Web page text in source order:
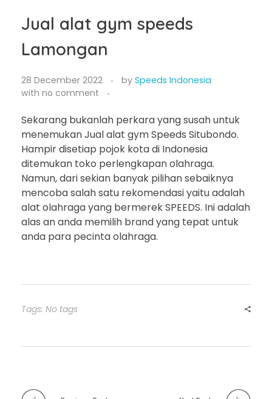
Jual alat gym speeds
Lamongan
28 December 2022 by Speeds Indonesia
with no comment
Sekarang bukanlah perkara yang susah untuk
menemukan Jual alat gym Speeds Situbondo.
Hampir disetiap pojok kota di Indonesia
ditemukan toko perlengkapan olahraga.
Namun, dari sekian banyak pilihan sebaiknya
mencoba salah satu rekomendasi yaitu adalah
alat olahraga yang bermerek SPEEDS. Ini adalah
alas an anda memilih brand yang tepat untuk
anda para pecinta olahraga.
Tags: No tags